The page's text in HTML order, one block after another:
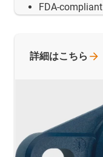
FDA-compliant
詳細はこちら